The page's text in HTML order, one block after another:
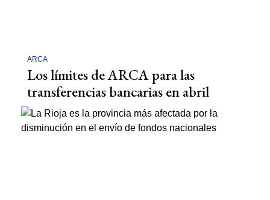
ARCA
Los límites de ARCA para las
transferencias bancarias en abril